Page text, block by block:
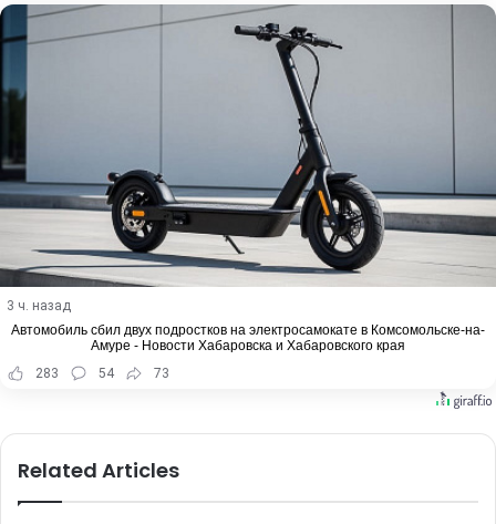
3 ч. назад
Автомобиль сбил двух подростков на электросамокате в Комсомольске-на-
Амуре - Новости Хабаровска и Хабаровского края
283
54 73
Related Articles